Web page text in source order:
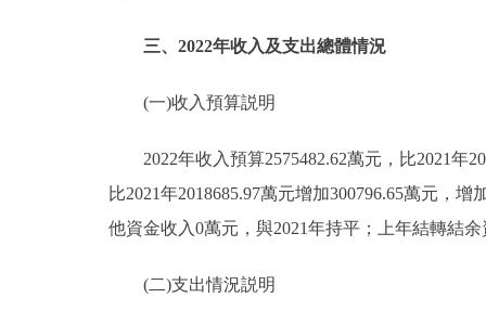
三、2022年收入及支出總體情況
(一)收入預算説明
2022年收入預算2575482.62萬元，比2021年
比2021年2018685.97萬元增加300796.65萬元，
他資金收入0萬元，與2021年持平；上年結轉結
(二)支出情況説明